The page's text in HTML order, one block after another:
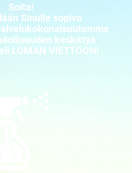
Soita!
Sinulle sopiva
keskittyä
LOMAN VIETTOON!